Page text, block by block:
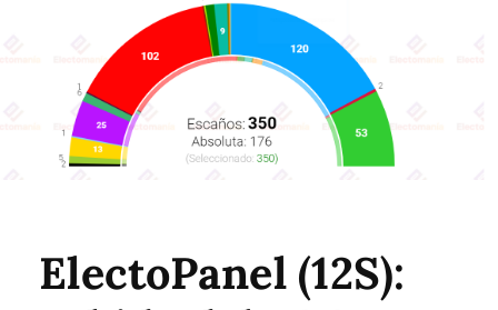
ElectoPanel (12S):